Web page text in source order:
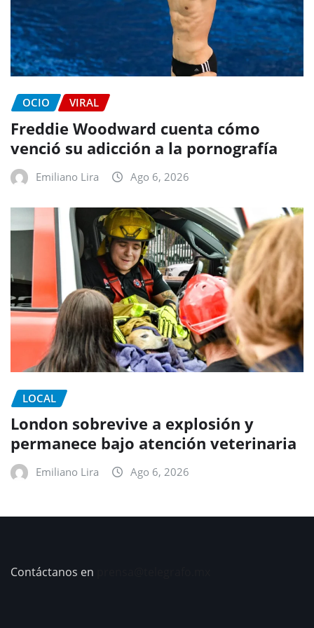
OCIO VIRAL
Freddie Woodward cuenta cómo
venció su adicción a la pornografía
Emiliano Lira Ago 6, 2026
LOCAL
London sobrevive a explosión y
permanece bajo atención veterinaria
Emiliano Lira Ago 6, 2026
Contáctanos en